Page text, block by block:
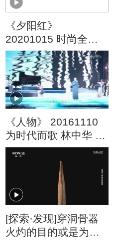
《夕阳红》
20201015 时尚全知
道——六十学艺不为
迟
《人物》 20161110
为时代而歌 林中华 吕
士民
[探索·发现]穿洞骨器
火灼的目的或是为了